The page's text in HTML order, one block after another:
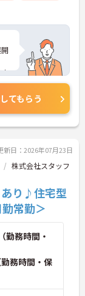
も
てもらう
新日：2026年07月23日
株式会社スタッフ
あり♪住宅型
常勤＞
勤務時間・
務時間・保